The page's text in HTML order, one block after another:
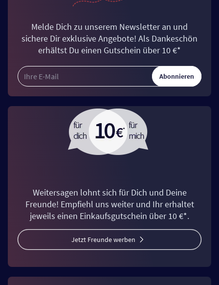
Melde Dich zu unserem Newsletter an und
sichere Dir exklusive Angebote! Als Dankeschön
erhältst Du einen Gutschein über 10 €*
Abonnieren
Weitersagen lohnt sich für Dich und Deine
Freunde! Empfiehl uns weiter und Ihr erhaltet
jeweils einen Einkaufsgutschein über 10 €*.
Jetzt Freunde werben